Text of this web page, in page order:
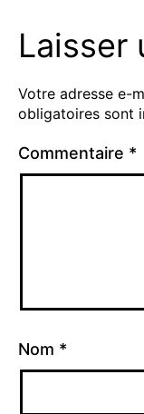
Laisser
Votre adresse e-
obligatoires sont
Commentaire *
Nom *